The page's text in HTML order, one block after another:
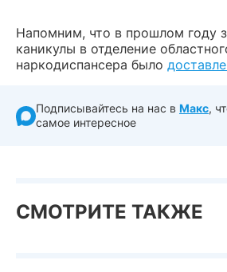
Напомним, что в прошлом году
каникулы в отделение
наркодиспансера было
Подписывайтесь на нас в Макс,
самое интересное
СМОТРИТЕ ТАКЖЕ